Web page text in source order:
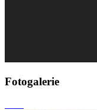
Fotogalerie